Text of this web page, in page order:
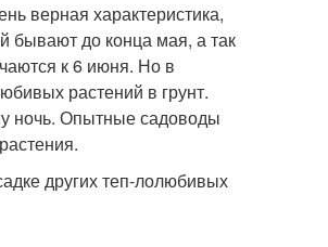
верная характеристика,
бывают до конца мая, а так
к 6 июня. Но в
растений в грунт.
ночь. Опытные садоводы
других теп-лолюбивых